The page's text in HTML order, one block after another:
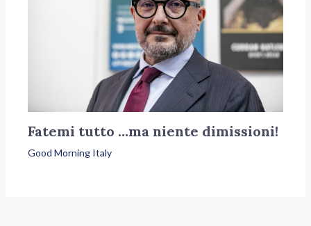
Fatemi tutto …ma niente dimissioni!
Good Morning Italy